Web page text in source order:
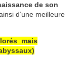
de son
d’une meilleure
mais